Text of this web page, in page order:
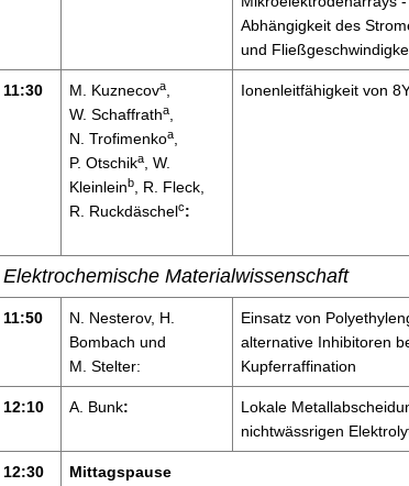
Abhängigkeit des
und
11:30 M. Kuznecova,
W. Schaffratha,
N. Trofimenkoa,
P. Otschika, W.
Kleinleinb, R. Fleck,
R. Ruckdäschelc:
Ionenleitfähigkeit von
Elektrochemische Materialwissenschaft
11:50
N. Nesterov, H.
Bombach und
M. Stelter:
Einsatz von
alternative Inhibitoren
Kupferraffination
12:10 A. Bunk:
Lokale
nichtwässrigen
12:30 Mittagspause